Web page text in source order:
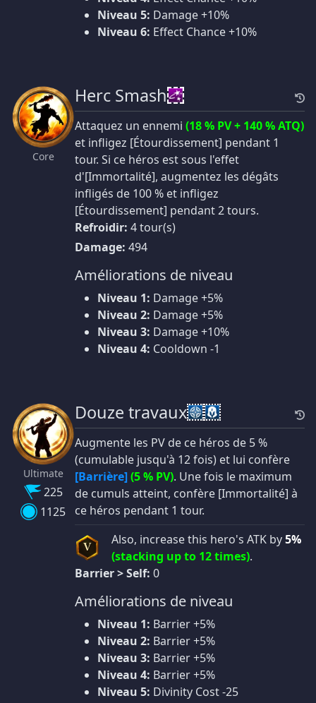
Niveau 5: Damage +10%
Niveau 6: Effect Chance +10%
Core
Herc Smash
Attaquez un ennemi (18 % PV + 140 % ATQ)
et infligez [Étourdissement] pendant 1
tour. Si ce héros est sous l'effet
d'[Immortalité], augmentez les dégâts
infligés de 100 % et infligez
[Étourdissement] pendant 2 tours.
Refroidir: 4 tour(s)
Damage: 494
Améliorations de niveau
Niveau 1: Damage +5%
Niveau 2: Damage +5%
Niveau 3: Damage +10%
Niveau 4: Cooldown -1
Ultimate
225
1125
Douze travaux
Augmente les PV de ce héros de 5 %
(cumulable jusqu'à 12 fois) et lui confère
[Barrière](5 % PV). Une fois le maximum
de cumuls atteint, confère [Immortalité] à
ce héros pendant 1 tour.
V Also, increase this hero's ATK by5%
(stacking up to 12 times).
Barrier > Self: 0
Améliorations de niveau
Niveau 1: Barrier +5%
Niveau 2: Barrier +5%
Niveau 3: Barrier +5%
Niveau 4: Barrier +5%
Niveau 5: Divinity Cost -25